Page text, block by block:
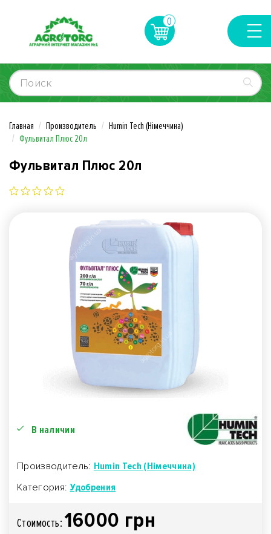
0
Главная Производитель
Humin Tech (Німеччина)
Фульвитал Плюс 20л
Фульвитал Плюс 20л
В наличии
Производитель: Humin Tech (Німеччина)
Категория: Удобрения
Стоимость: 16000 грн